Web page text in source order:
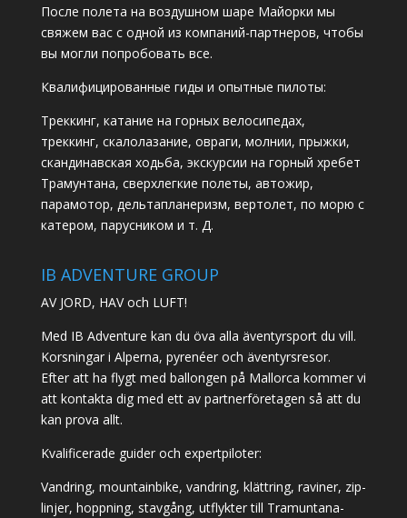
После полета на воздушном шаре Майорки мы
свяжем вас с одной из компаний-партнеров, чтобы
вы могли попробовать все.
Квалифицированные гиды и опытные пилоты:
Треккинг, катание на горных велосипедах,
треккинг, скалолазание, овраги, молнии, прыжки,
скандинавская ходьба, экскурсии на горный хребет
Трамунтана, сверхлегкие полеты, автожир,
парамотор, дельтапланеризм, вертолет, по морю с
катером, парусником и т. Д.
IB ADVENTURE GROUP
AV JORD, HAV och LUFT!
Med IB Adventure kan du öva alla äventyrsport du vill.
Korsningar i Alperna, pyrenéer och äventyrsresor.
Efter att ha flygt med ballongen på Mallorca kommer vi
att kontakta dig med ett av partnerföretagen så att du
kan prova allt.
Kvalificerade guider och expertpiloter:
Vandring, mountainbike, vandring, klättring, raviner, zip-
linjer, hoppning, stavgång, utflykter till Tramuntana-